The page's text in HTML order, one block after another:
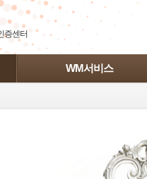
증센터
WM서비스